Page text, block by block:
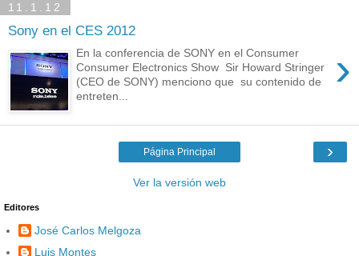
11.1.12
Sony en el CES 2012
›
En la conferencia de SONY en el Consumer
Consumer Electronics Show Sir Howard Stringer
(CEO de SONY) menciono que su contenido de
entreten...
›
Página Principal
Ver la versión web
Editores
José Carlos Melgoza
Luis Montes